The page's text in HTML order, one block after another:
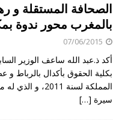
الصحافة المستقلة و
بالمغرب محور ندوة
07/06/2015
أكد ذ.عبد الله ساعف الوزير
بكلية الحقوق بأكدال بالرباط و
المملكة لسنة
سيرة […]